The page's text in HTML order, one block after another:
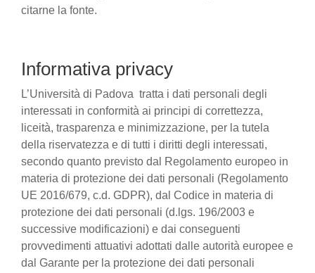
citarne la fonte.
Informativa privacy
L’Università di Padova tratta i dati personali degli
interessati in conformità ai principi di correttezza,
liceità, trasparenza e minimizzazione, per la tutela
della riservatezza e di tutti i diritti degli interessati,
secondo quanto previsto dal Regolamento europeo in
materia di protezione dei dati personali (Regolamento
UE 2016/679, c.d. GDPR), dal Codice in materia di
protezione dei dati personali (d.lgs. 196/2003 e
successive modificazioni) e dai conseguenti
provvedimenti attuativi adottati dalle autorità europee e
dal Garante per la protezione dei dati personali